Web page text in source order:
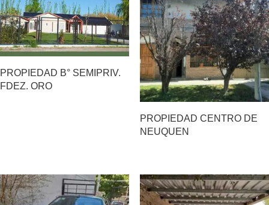
PROPIEDAD B° SEMIPRIV.
FDEZ. ORO
PROPIEDAD CENTRO DE
NEUQUEN